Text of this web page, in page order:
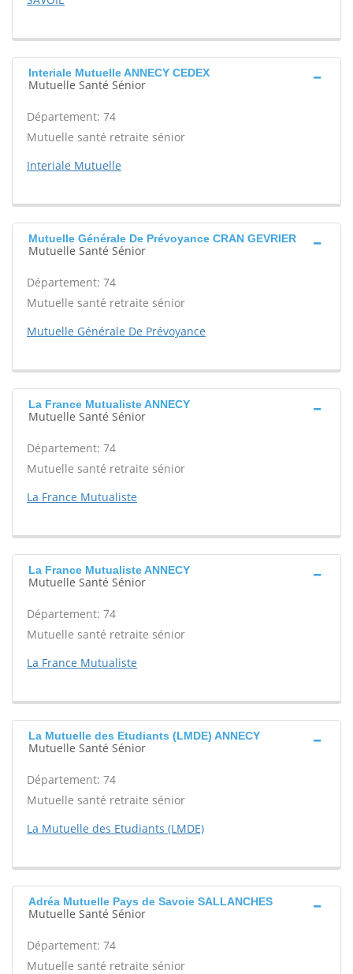
Interiale Mutuelle ANNECY CEDEX
Mutuelle Santé Sénior
Département: 74
Mutuelle santé retraite sénior
Interiale Mutuelle
Mutuelle Générale De Prévoyance CRAN GEVRIER
Mutuelle Santé Sénior
Département: 74
Mutuelle santé retraite sénior
Mutuelle Générale De Prévoyance
La France Mutualiste ANNECY
Mutuelle Santé Sénior
Département: 74
Mutuelle santé retraite sénior
La France Mutualiste
La France Mutualiste ANNECY
Mutuelle Santé Sénior
Département: 74
Mutuelle santé retraite sénior
La France Mutualiste
La Mutuelle des Etudiants (LMDE) ANNECY
Mutuelle Santé Sénior
Département: 74
Mutuelle santé retraite sénior
La Mutuelle des Etudiants (LMDE)
Adréa Mutuelle Pays de Savoie SALLANCHES
Mutuelle Santé Sénior
Département: 74
Mutuelle santé retraite sénior